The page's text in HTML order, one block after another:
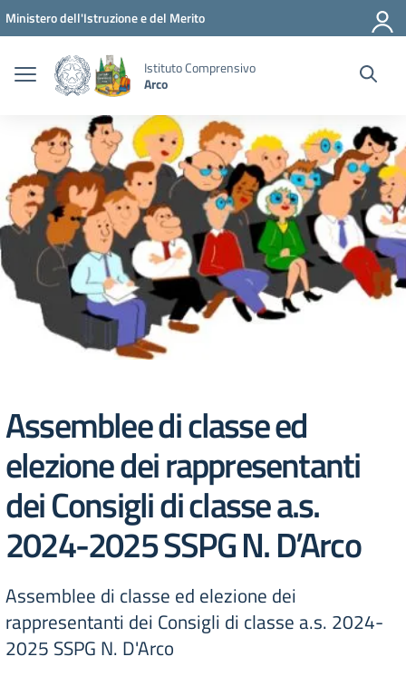
Vai ai contenuti
Vai al menu di navigazione
Vai al footer
Ministero dell'Istruzione e del Merito
Istituto Comprensivo
Arco
Assemblee di classe ed
elezione dei rappresentanti
dei Consigli di classe a.s.
2024-2025 SSPG N. D’Arco
Assemblee di classe ed elezione dei
rappresentanti dei Consigli di classe a.s. 2024-
2025 SSPG N. D'Arco